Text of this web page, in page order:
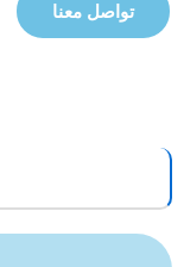
تواصل معنا